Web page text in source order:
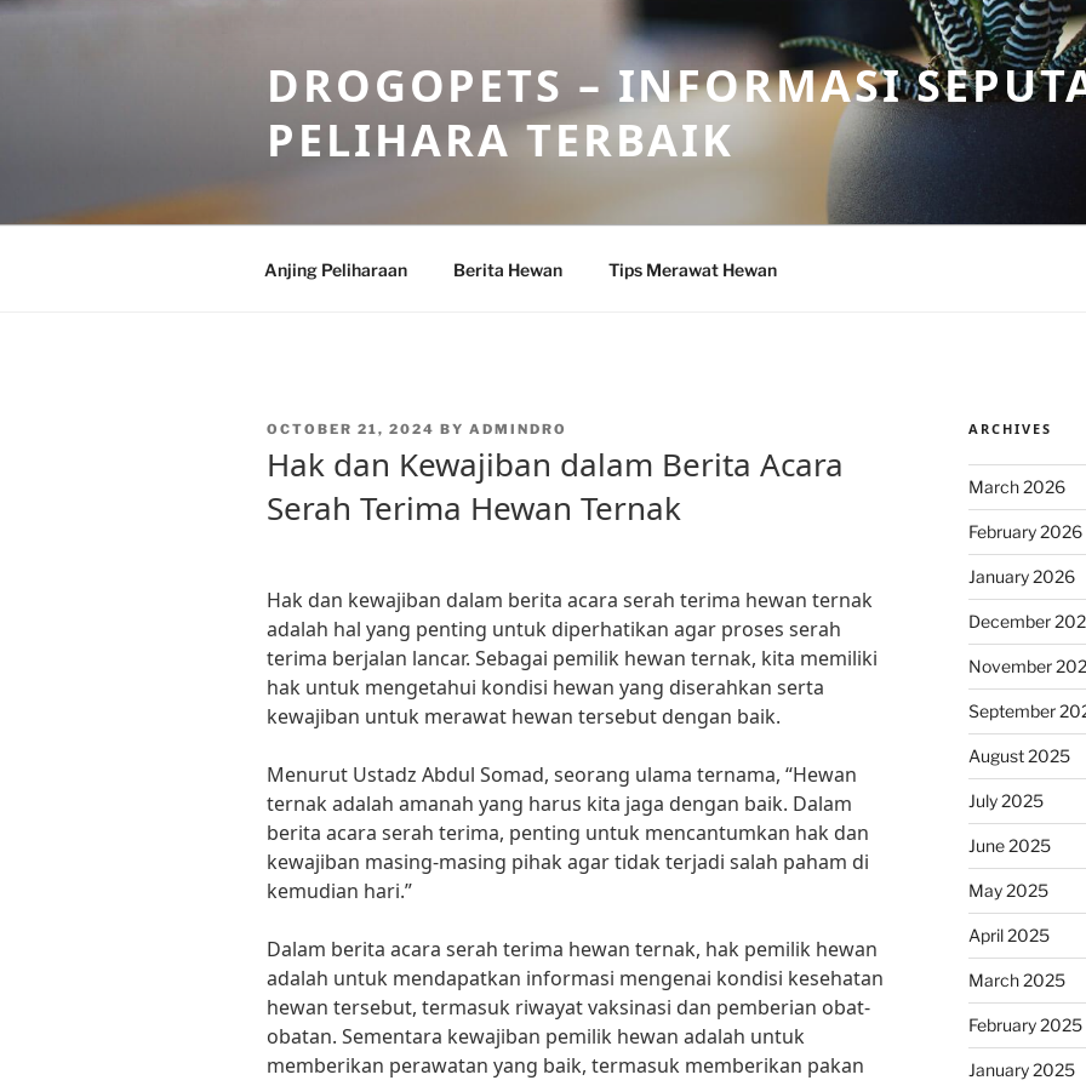
Skip
DROGOPETS – INFORMASI
PELIHARA TERBAIK
Anjing Peliharaan Berita Hewan Tips Merawat Hewan
POSTED
OCTOBER 21, 2024 BY ADMINDRO
Hak dan Kewajiban dalam Berita Acara
Serah Terima Hewan Ternak
Hak dan kewajiban dalam berita acara serah terima hewan ternak
adalah hal yang penting untuk diperhatikan agar proses serah
terima berjalan lancar. Sebagai pemilik hewan ternak, kita memiliki
hak untuk mengetahui kondisi hewan yang diserahkan serta
kewajiban untuk merawat hewan tersebut dengan baik.
Menurut Ustadz Abdul Somad, seorang ulama ternama, “Hewan
ternak adalah amanah yang harus kita jaga dengan baik. Dalam
berita acara serah terima, penting untuk mencantumkan hak dan
kewajiban masing-masing pihak agar tidak terjadi salah paham di
kemudian hari.”
Dalam berita acara serah terima hewan ternak, hak pemilik hewan
adalah untuk mendapatkan informasi mengenai kondisi kesehatan
hewan tersebut, termasuk riwayat vaksinasi dan pemberian obat-
obatan. Sementara kewajiban pemilik hewan adalah untuk
memberikan perawatan yang baik, termasuk memberikan pakan
ARCHIVES
March 2026
February 2026
January 2026
December
November
September
August 2025
July 2025
June 2025
May 2025
April 2025
March 2025
February 2025
January 2025